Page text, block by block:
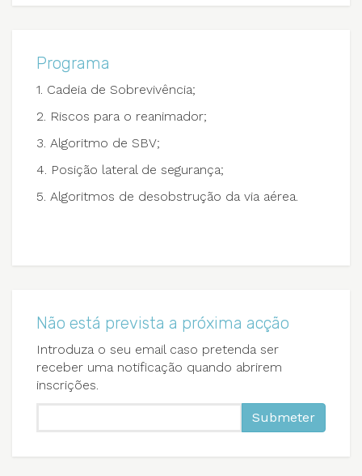
Programa
1. Cadeia de Sobrevivência;
2. Riscos para o reanimador;
3. Algoritmo de SBV;
4. Posição lateral de segurança;
5. Algoritmos de desobstrução da via aérea.
Não está prevista a próxima acção
Introduza o seu email caso pretenda ser
receber uma notificação quando abrirem
inscrições.
Submeter